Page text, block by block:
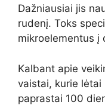
Dažniausiai jis
rudenį. Toks
mikroelementus į
Kalbant apie
vaistai, kurie lėtai
paprastai 100